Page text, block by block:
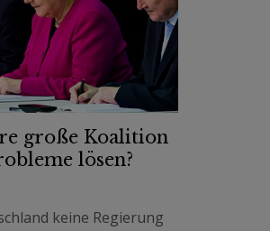
große Koalition
lösen?
keine Regierung